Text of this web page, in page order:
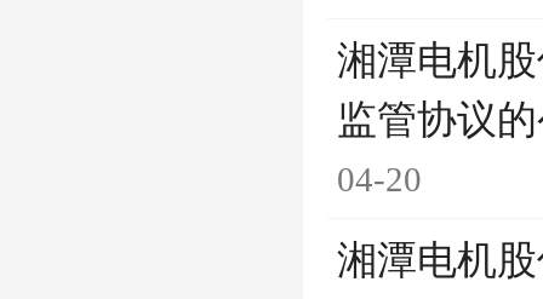
湘潭电机
监管协议
04-20
湘潭电机